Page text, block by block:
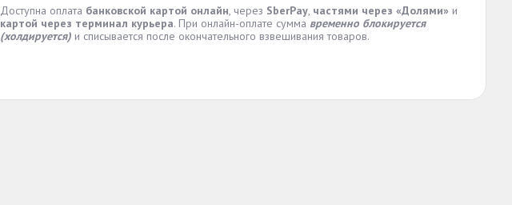
Доступна оплата банковской картой онлайн, через SberPay, частями через «Долями» и
картой через терминал курьера. При онлайн-оплате сумма временно блокируется
(холдируется) и списывается после окончательного взвешивания товаров.